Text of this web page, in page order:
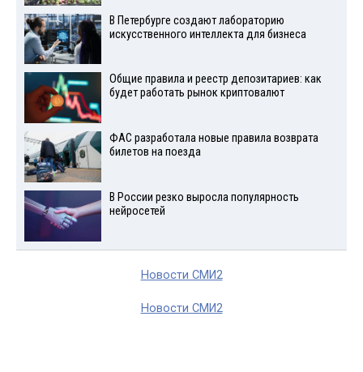
В Петербурге создают лабораторию
искусственного интеллекта для бизнеса
Общие правила и реестр депозитариев: как
будет работать рынок криптовалют
ФАС разработала новые правила возврата
билетов на поезда
В России резко выросла популярность
нейросетей
Новости СМИ2
Новости СМИ2